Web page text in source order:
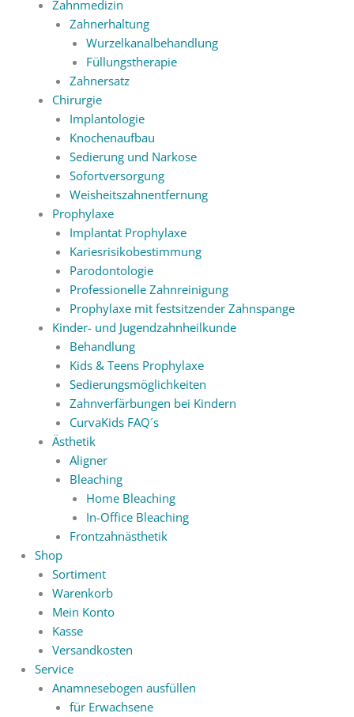
Zahnmedizin
Zahnerhaltung
Wurzelkanalbehandlung
Füllungstherapie
Zahnersatz
Chirurgie
Implantologie
Knochenaufbau
Sedierung und Narkose
Sofortversorgung
Weisheitszahnentfernung
Prophylaxe
Implantat Prophylaxe
Kariesrisikobestimmung
Parodontologie
Professionelle Zahnreinigung
Prophylaxe mit festsitzender Zahnspange
Kinder- und Jugendzahnheilkunde
Behandlung
Kids & Teens Prophylaxe
Sedierungsmöglichkeiten
Zahnverfärbungen bei Kindern
CurvaKids FAQ´s
Ästhetik
Aligner
Bleaching
Home Bleaching
In-Office Bleaching
Frontzahnästhetik
Shop
Sortiment
Warenkorb
Mein Konto
Kasse
Versandkosten
Service
Anamnesebogen ausfüllen
für Erwachsene